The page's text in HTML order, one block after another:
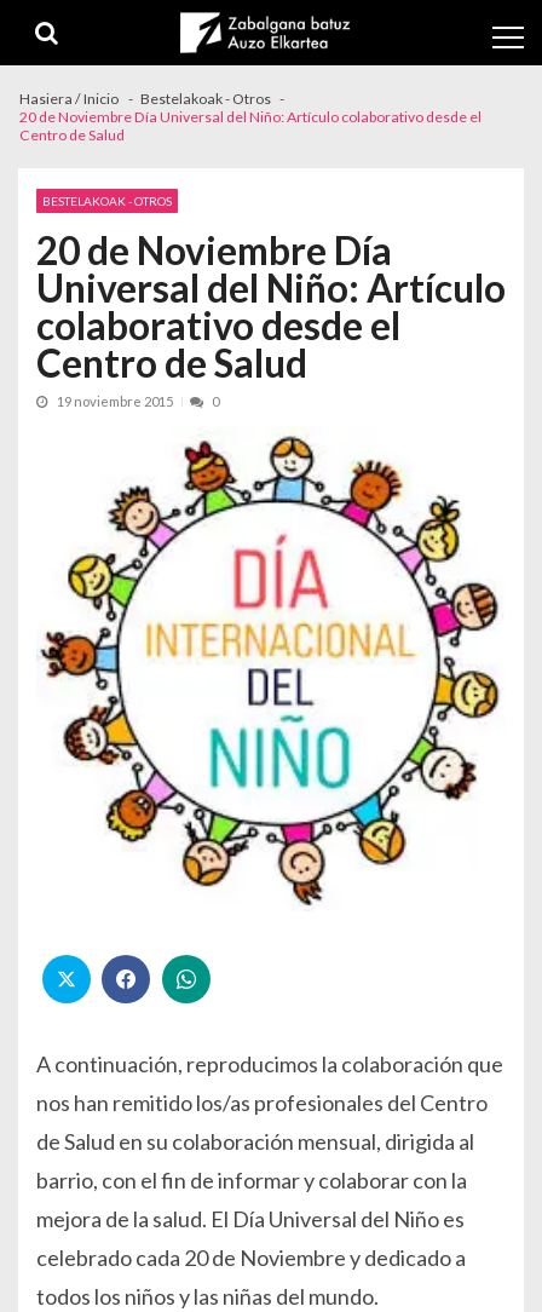
Hasiera / Inicio
Bestelakoak - Otros
20 de Noviembre Día Universal del Niño: Artículo colaborativo desde el
Centro de Salud
BESTELAKOAK - OTROS
20 de Noviembre Día
Universal del Niño: Artículo
colaborativo desde el
Centro de Salud
19 noviembre 2015 0
A continuación, reproducimos la colaboración que
nos han remitido los/as profesionales del Centro
de Salud en su colaboración mensual, dirigida al
barrio, con el fin de informar y colaborar con la
mejora de la salud. El Día Universal del Niño es
celebrado cada 20 de Noviembre y dedicado a
todos los niños y las niñas del mundo.